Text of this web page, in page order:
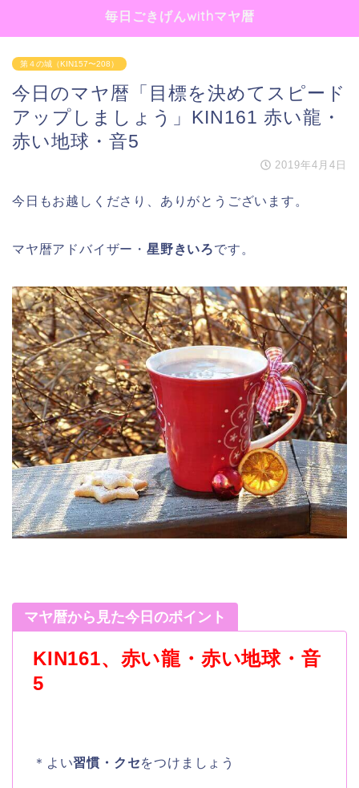
毎日ごきげんwithマヤ暦
第４の城（KIN157〜208）
今日のマヤ暦「目標を決めてスピード
アップしましょう」KIN161 赤い龍・
赤い地球・音5
2019年4月4日
今日もお越しくださり、ありがとうございます。
マヤ暦アドバイザー・ 星野きいろです。
マヤ暦から見た今日のポイント
KIN161、赤い龍・赤い地球・音
5
＊よい習慣・クセをつけましょう